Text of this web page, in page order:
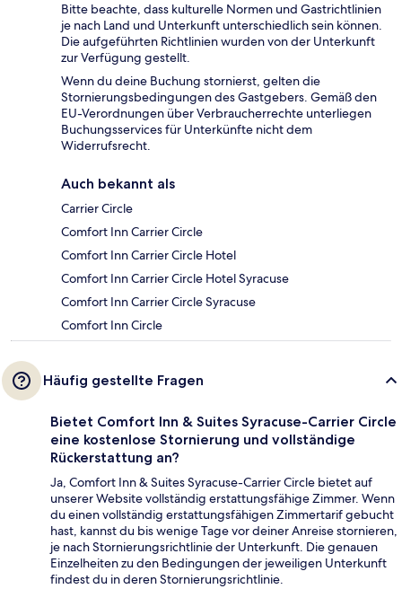
Bitte beachte, dass kulturelle Normen und Gastrichtlinien
je nach Land und Unterkunft unterschiedlich sein können.
Die aufgeführten Richtlinien wurden von der Unterkunft
zur Verfügung gestellt.
Wenn du deine Buchung stornierst, gelten die
Stornierungsbedingungen des Gastgebers. Gemäß den
EU-Verordnungen über Verbraucherrechte unterliegen
Buchungsservices für Unterkünfte nicht dem
Widerrufsrecht.
Auch bekannt als
Carrier Circle
Comfort Inn Carrier Circle
Comfort Inn Carrier Circle Hotel
Comfort Inn Carrier Circle Hotel Syracuse
Comfort Inn Carrier Circle Syracuse
Comfort Inn Circle
Häufig gestellte Fragen
Bietet Comfort Inn & Suites Syracuse-Carrier Circle
eine kostenlose Stornierung und vollständige
Rückerstattung an?
Ja, Comfort Inn & Suites Syracuse-Carrier Circle bietet auf
unserer Website vollständig erstattungsfähige Zimmer. Wenn
du einen vollständig erstattungsfähigen Zimmertarif gebucht
hast, kannst du bis wenige Tage vor deiner Anreise stornieren,
je nach Stornierungsrichtlinie der Unterkunft. Die genauen
Einzelheiten zu den Bedingungen der jeweiligen Unterkunft
findest du in deren Stornierungsrichtlinie.